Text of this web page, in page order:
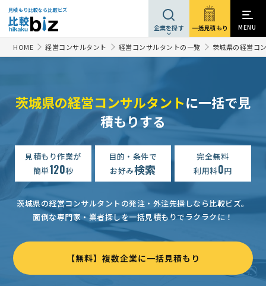
見積もり比較なら比較ビズ
企業を探す 一括見積もり MENU
HOME 経営コンサルタント 経営コンサルタントの一覧 茨城県の経営コ
茨城県の経営コンサルタントに一括で見
積もりする
見積もり作業が
簡単120秒
目的・条件で
お好み検索
完全無料
利用料0円
茨城県の経営コンサルタントの発注・外注先探しなら比較ビズ。
面倒な専門家・業者探しを一括見積もりでラクラクに！
【無料】複数企業に一括見積もり
カフェ開業支援｜融資・店舗準備・経営相談
コンサルタントへの見積
企業カウンセリングの相談・提案依頼
【ISO9001認証取得サポート依頼】の相談・提案依頼
欧州輸出支援｜販路開拓・規制対応相談 7万円まで 茨城県
補助金申請・支援の相談